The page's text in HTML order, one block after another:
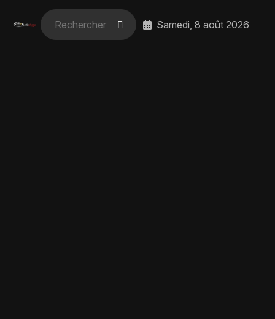
Samedi, 8 août 2026